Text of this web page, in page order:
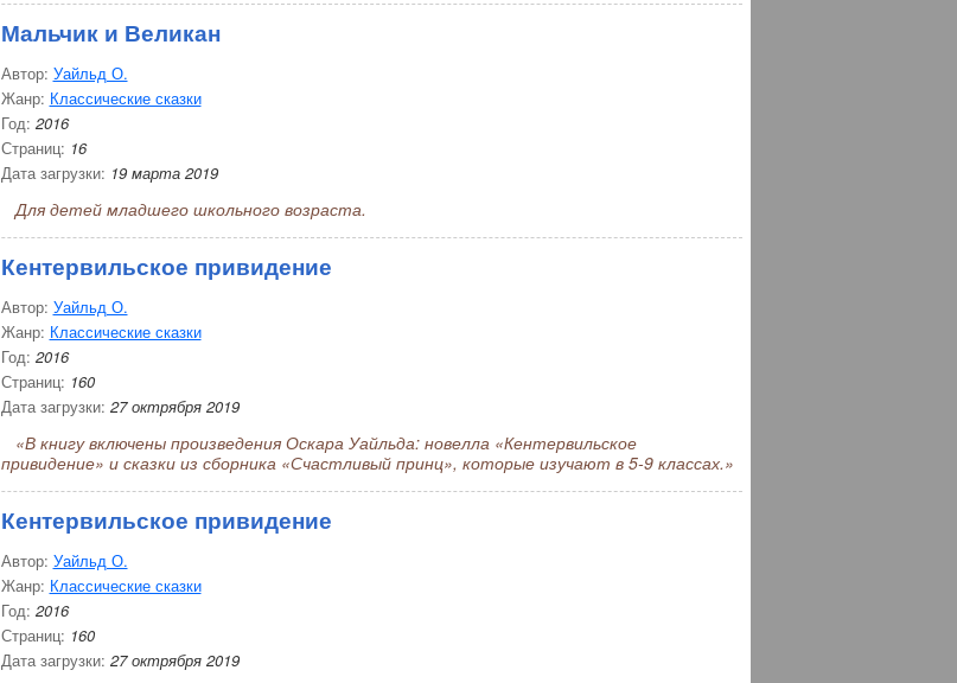
Мальчик и Великан
Автор: Уайльд О.
Жанр: Классические сказки
Год: 2016
Страниц: 16
Дата загрузки: 19 марта 2019
Для детей младшего школьного возраста.
Кентервильское привидение
Автор: Уайльд О.
Жанр: Классические сказки
Год: 2016
Страниц: 160
Дата загрузки: 27 октрября 2019
«В книгу включены произведения Оскара Уайльда: новелла «Кентервильское
привидение» и сказки из сборника «Счастливый принц», которые изучают в 5-9 классах.»
Кентервильское привидение
Автор: Уайльд О.
Жанр: Классические сказки
Год: 2016
Страниц: 160
Дата загрузки: 27 октрября 2019